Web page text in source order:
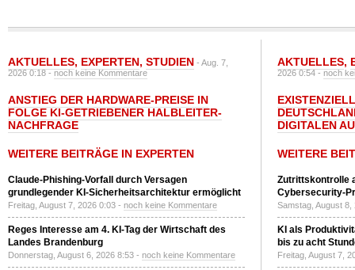
AKTUELLES, EXPERTEN, STUDIEN - Aug. 7,
2026 0:18 -noch keine Kommentare
ANSTIEG DER HARDWARE-PREISE IN
FOLGE KI-GETRIEBENER HALBLEITER-
NACHFRAGE
WEITERE BEITRÄGE IN EXPERTEN
Claude-Phishing-Vorfall durch Versagen
grundlegender KI-Sicherheitsarchitektur ermöglicht
Freitag, August 7, 2026 0:03 - noch keine Kommentare
Reges Interesse am 4. KI-Tag der Wirtschaft des
Landes Brandenburg
Donnerstag, August 6, 2026 8:53 - noch keine Kommentare
AKTUELLES,
2026 0:54 -noch
DIGITALEN
WEITERE
Zutrittskontrolle
Cybersecurity-
Samstag, August
KI als
bis zu acht
Freitag, August 7,